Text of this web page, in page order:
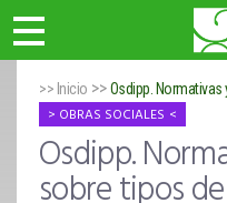
>> Inicio >>Osdipp.
OBRAS SOCIALES
Osdipp.
sobre tipos